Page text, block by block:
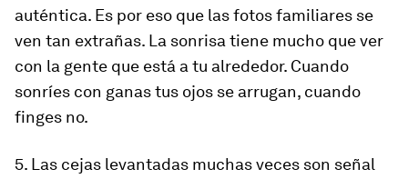
auténtica. Es por eso que las fotos familiares se
ven tan extrañas. La sonrisa tiene mucho que ver
con la gente que está a tu alrededor. Cuando
sonríes con ganas tus ojos se arrugan, cuando
finges no.
5. Las cejas levantadas muchas veces son señal